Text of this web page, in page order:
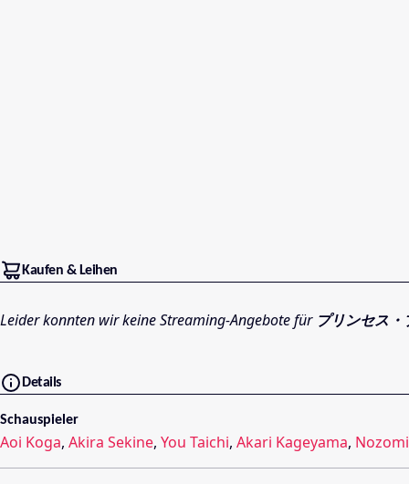
Kaufen & Leihen
Leider konnten wir keine Streaming-Angebote für プリンセス
Details
Schauspieler
Aoi Koga, Akira Sekine, You Taichi, Akari Kageyama,